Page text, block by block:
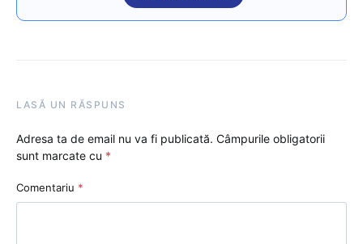
LASĂ UN RĂSPUNS
Adresa ta de email nu va fi publicată. Câmpurile obligatorii
sunt marcate cu *
Comentariu *